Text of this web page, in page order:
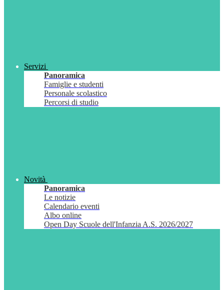
Servizi
Panoramica
Famiglie e studenti
Personale scolastico
Percorsi di studio
Novità
Panoramica
Le notizie
Calendario eventi
Albo online
Open Day Scuole dell'Infanzia A.S. 2026/2027